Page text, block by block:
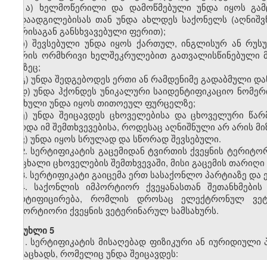
ა) ხელმოწერილი და დამოწმებული უნდა იყოს
გადაადგილებისას თან უნდა ახლდეს საქონელს
ფერისაგან განსხვავებული ფერით);
ბ) შევსებული უნდა იყოს ქართულ, ინგლისურ ან
შორის ორმხრივი ხელშეკრულებით გათვალისწინებული
ენაზეც;
გ) უნდა შედგებოდეს ერთი ან რამდენიმე გადაბმული
დ) უნდა ჰქონდეს უნიკალური საიდენტიფიკაციო
ასახული უნდა იყოს თითოეულ ფურცელზე;
ე) უნდა შეიცავდეს ცხოველებისა და ცხოველური
გარდა იმ შემთხვევებისა, როდესაც აღნიშნული არ
ვ) უნდა იყოს სრულად და სწორად შევსებული.
2. სერტიფიკატის გაცემიდან ტვირთის ქვეყნის
ცოცხალი ცხოველების შემთხვევაში, მისი გაცემის
3. სერტიფიკატი გაიცემა ერთ სასაქონლო პარტიაზე და
4. საქონლის იმპორტიორ ქვეყანასთან
სერტიფიცირება, რომლის დროსაც ელექტრონულ
იმპორტიორი ქვეყნის ვეტერინარულ სამსახურს.
მუხლი 5
1. სერტიფიკატის მისაღებად ფიზიკური ან
განაცხადს, რომელიც უნდა შეიცავდეს: